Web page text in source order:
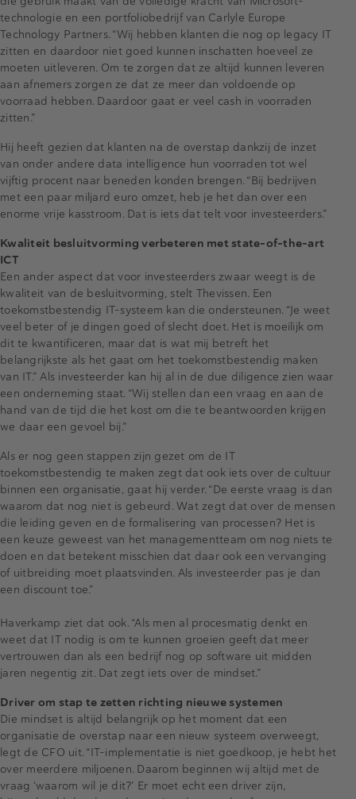
technologie en een portfoliobedrijf van Carlyle Europe
Technology Partners. “Wij hebben klanten die nog op legacy IT
zitten en daardoor niet goed kunnen inschatten hoeveel ze
moeten uitleveren. Om te zorgen dat ze altijd kunnen leveren
aan afnemers zorgen ze dat ze meer dan voldoende op
voorraad hebben. Daardoor gaat er veel cash in voorraden
zitten.”
Hij heeft gezien dat klanten na de overstap dankzij de inzet
van onder andere data intelligence hun voorraden tot wel
vijftig procent naar beneden konden brengen. “Bij bedrijven
met een paar miljard euro omzet, heb je het dan over een
enorme vrije kasstroom. Dat is iets dat telt voor investeerders.”
Kwaliteit besluitvorming verbeteren met state-of-the-art
ICT
Een ander aspect dat voor investeerders zwaar weegt is de
kwaliteit van de besluitvorming, stelt Thevissen. Een
toekomstbestendig IT-systeem kan die ondersteunen. “Je weet
veel beter of je dingen goed of slecht doet. Het is moeilijk om
dit te kwantificeren, maar dat is wat mij betreft het
belangrijkste als het gaat om het toekomstbestendig maken
van IT.” Als investeerder kan hij al in de due diligence zien waar
een onderneming staat. “Wij stellen dan een vraag en aan de
hand van de tijd die het kost om die te beantwoorden krijgen
we daar een gevoel bij.”
Als er nog geen stappen zijn gezet om de IT
toekomstbestendig te maken zegt dat ook iets over de cultuur
binnen een organisatie, gaat hij verder. “De eerste vraag is dan
waarom dat nog niet is gebeurd. Wat zegt dat over de mensen
die leiding geven en de formalisering van processen? Het is
een keuze geweest van het managementteam om nog niets te
doen en dat betekent misschien dat daar ook een vervanging
of uitbreiding moet plaatsvinden. Als investeerder pas je dan
een discount toe.”
Haverkamp ziet dat ook. “Als men al procesmatig denkt en
weet dat IT nodig is om te kunnen groeien geeft dat meer
vertrouwen dan als een bedrijf nog op software uit midden
jaren negentig zit. Dat zegt iets over de mindset.”
Driver om stap te zetten richting nieuwe systemen
Die mindset is altijd belangrijk op het moment dat een
organisatie de overstap naar een nieuw systeem overweegt,
legt de CFO uit. “IT-implementatie is niet goedkoop, je hebt het
over meerdere miljoenen. Daarom beginnen wij altijd met de
vraag ‘waarom wil je dit?’ Er moet echt een driver zijn,